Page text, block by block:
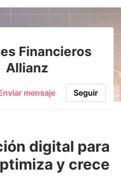
Financieros
Allianz
mensaje Seguir
digital para
y crece